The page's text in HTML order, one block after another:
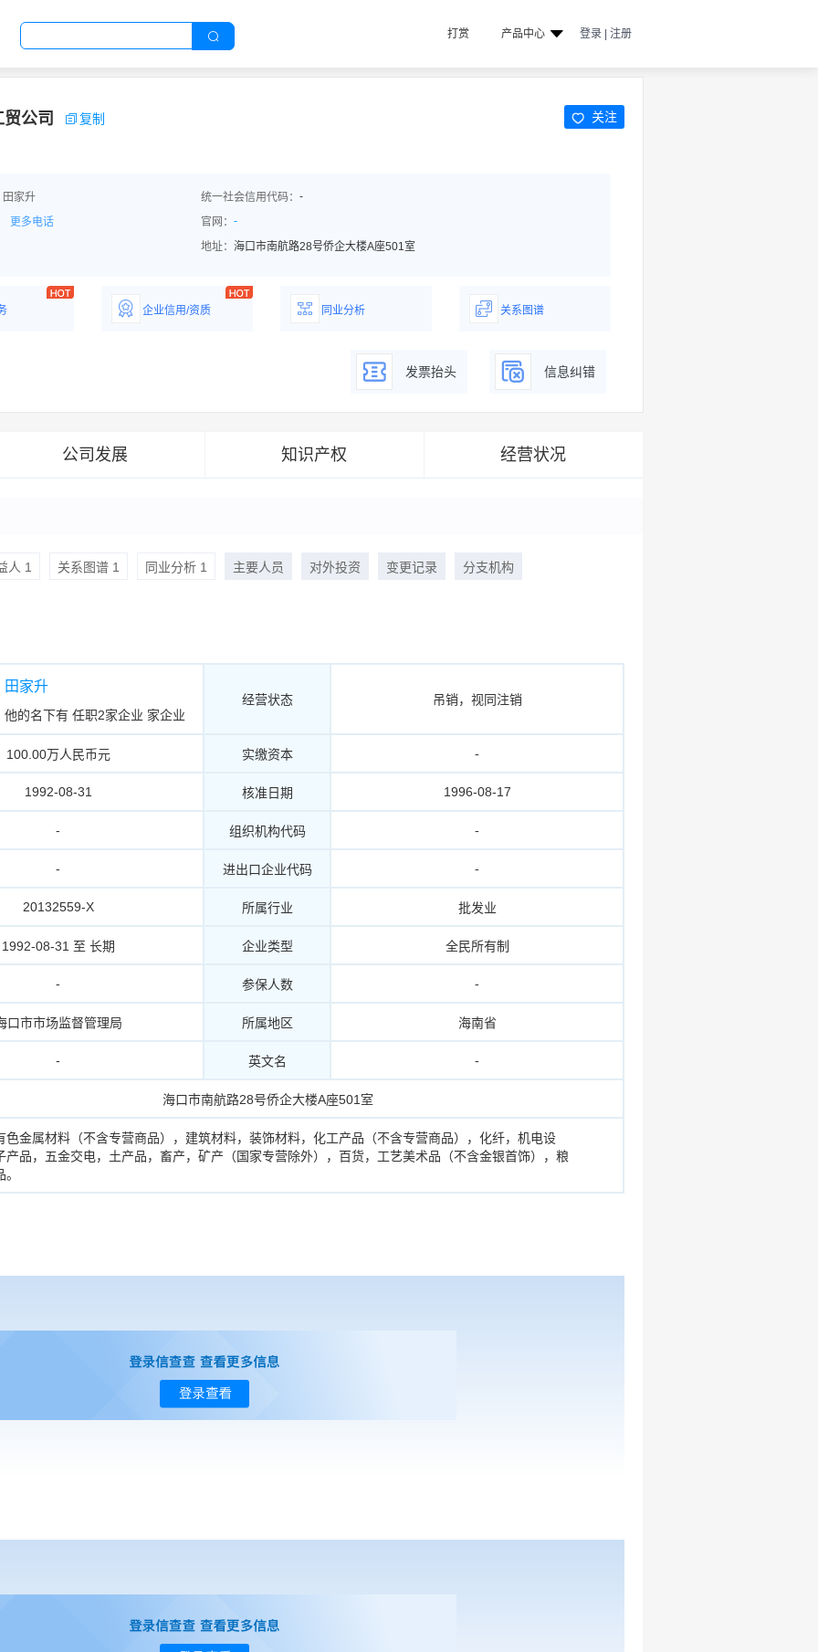
打赏 产品中心 登录 | 注册
公司 复制 关注
田家升 统一社会信用代码： -
更多电话 官网： -
地址： 海口市南航路28号侨企大楼A座501室
企业信用/资质
同业分析
关系图谱
发票抬头 信息纠错
公司发展 知识产权 经营状况
人 1 关系图谱 1 同业分析 1 主要人员 对外投资 变更记录 分支机构
田家升
他的名下有 任职2家企业 家企业
经营状态 吊销，视同注销
100.00万人民币元 实缴资本 -
1992-08-31 核准日期 1996-08-17
- 组织机构代码 -
- 进出口企业代码 -
20132559-X 所属行业 批发业
1992-08-31 至 长期 企业类型 全民所有制
- 参保人数 -
口市市场监督管理局 所属地区 海南省
- 英文名 -
海口市南航路28号侨企大楼A座501室
色金属材料（不含专营商品），建筑材料，装饰材料，化工产品（不含专营商品），化纤，机电设
产品，五金交电，土产品，畜产，矿产（国家专营除外），百货，工艺美术品（不含金银首饰），粮